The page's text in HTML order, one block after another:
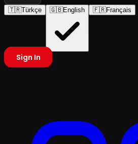
🇹🇷Türkçe 🇬🇧English 🇫🇷Français
Sign In